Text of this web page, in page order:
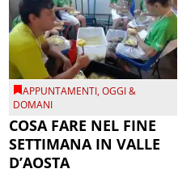
APPUNTAMENTI,OGGI &
DOMANI
COSA FARE NEL FINE
SETTIMANA IN VALLE
D’AOSTA